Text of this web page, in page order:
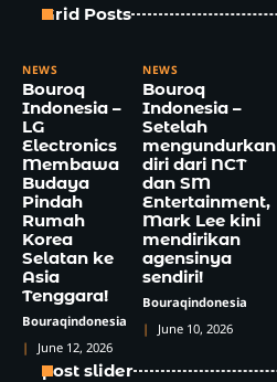
Grid Posts
NEWS
Bouroq
Indonesia –
LG
Electronics
Membawa
Budaya
Pindah
Rumah
Korea
Selatan ke
Asia
Tenggara!
Bouraqindonesia
June 12, 2026
NEWS
Bouroq
Indonesia –
Setelah
mengundurkan
diri dari NCT
dan SM
Entertainment,
Mark Lee kini
mendirikan
agensinya
sendiri!
Bouraqindonesia
June 10, 2026
post slider